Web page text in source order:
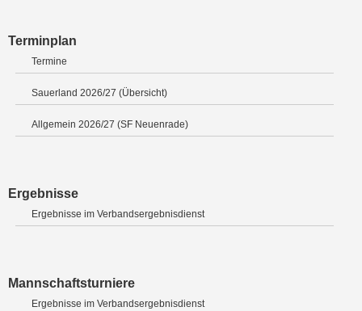
Terminplan
Termine
Sauerland 2026/27 (Übersicht)
Allgemein 2026/27 (SF Neuenrade)
Ergebnisse
Ergebnisse im Verbandsergebnisdienst
Mannschaftsturniere
Ergebnisse im Verbandsergebnisdienst